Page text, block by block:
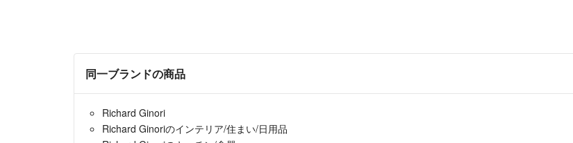
同一ブランドの商品
Richard Ginori
Richard Ginoriのインテリア/住まい/日用品